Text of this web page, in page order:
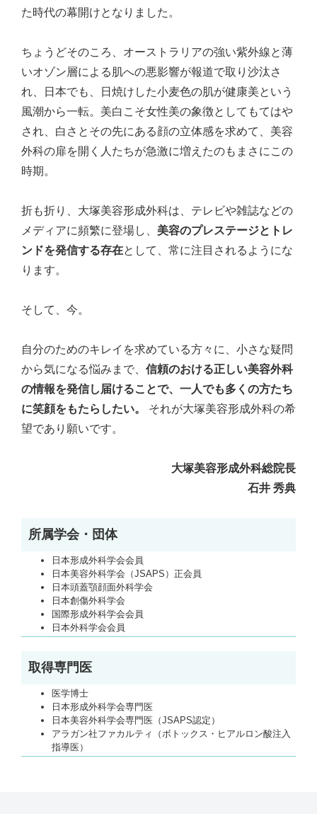
た時代の幕開けとなりました。
ちょうどそのころ、オーストラリアの強い紫外線と薄
いオゾン層による肌への悪影響が報道で取り沙汰さ
れ、日本でも、日焼けした小麦色の肌が健康美という
風潮から一転。美白こそ女性美の象徴としてもてはや
され、白さとその先にある顔の立体感を求めて、美容
外科の扉を開く人たちが急激に増えたのもまさにこの
時期。
折も折り、大塚美容形成外科は、テレビや雑誌などの
メディアに頻繁に登場し、 美容のプレステージとトレ
ンドを発信する存在として、常に注目されるようにな
ります。
そして、今。
自分のためのキレイを求めている方々に、小さな疑問
から気になる悩みまで、 信頼のおける正しい美容外科
の情報を発信し届けることで、一人でも多くの方たち
に笑顔をもたらしたい。
それが大塚美容形成外科の希
望であり願いです。
大塚美容形成外科総院長
石井 秀典
所属学会・団体
日本形成外科学会会員
日本美容外科学会（JSAPS）正会員
日本頭蓋顎顔面外科学会
日本創傷外科学会
国際形成外科学会会員
日本外科学会会員
取得専門医
医学博士
日本形成外科学会専門医
日本美容外科学会専門医（JSAPS認定）
アラガン社ファカルティ（ボトックス・ヒアルロン酸注入
指導医）